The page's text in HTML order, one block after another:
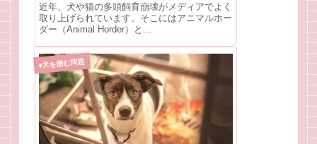
近年、犬や猫の多頭飼育崩壊がメディアでよく
取り上げられています。そこにはアニマルホー
ダー（Animal Horder）と...
♦犬を囲む問題